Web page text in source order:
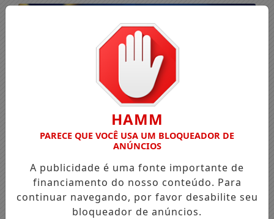
HAMM
PARECE QUE VOCÊ USA UM BLOQUEADOR DE
ANÚNCIOS
A publicidade é uma fonte importante de
financiamento do nosso conteúdo. Para
continuar navegando, por favor desabilite seu
bloqueador de anúncios.